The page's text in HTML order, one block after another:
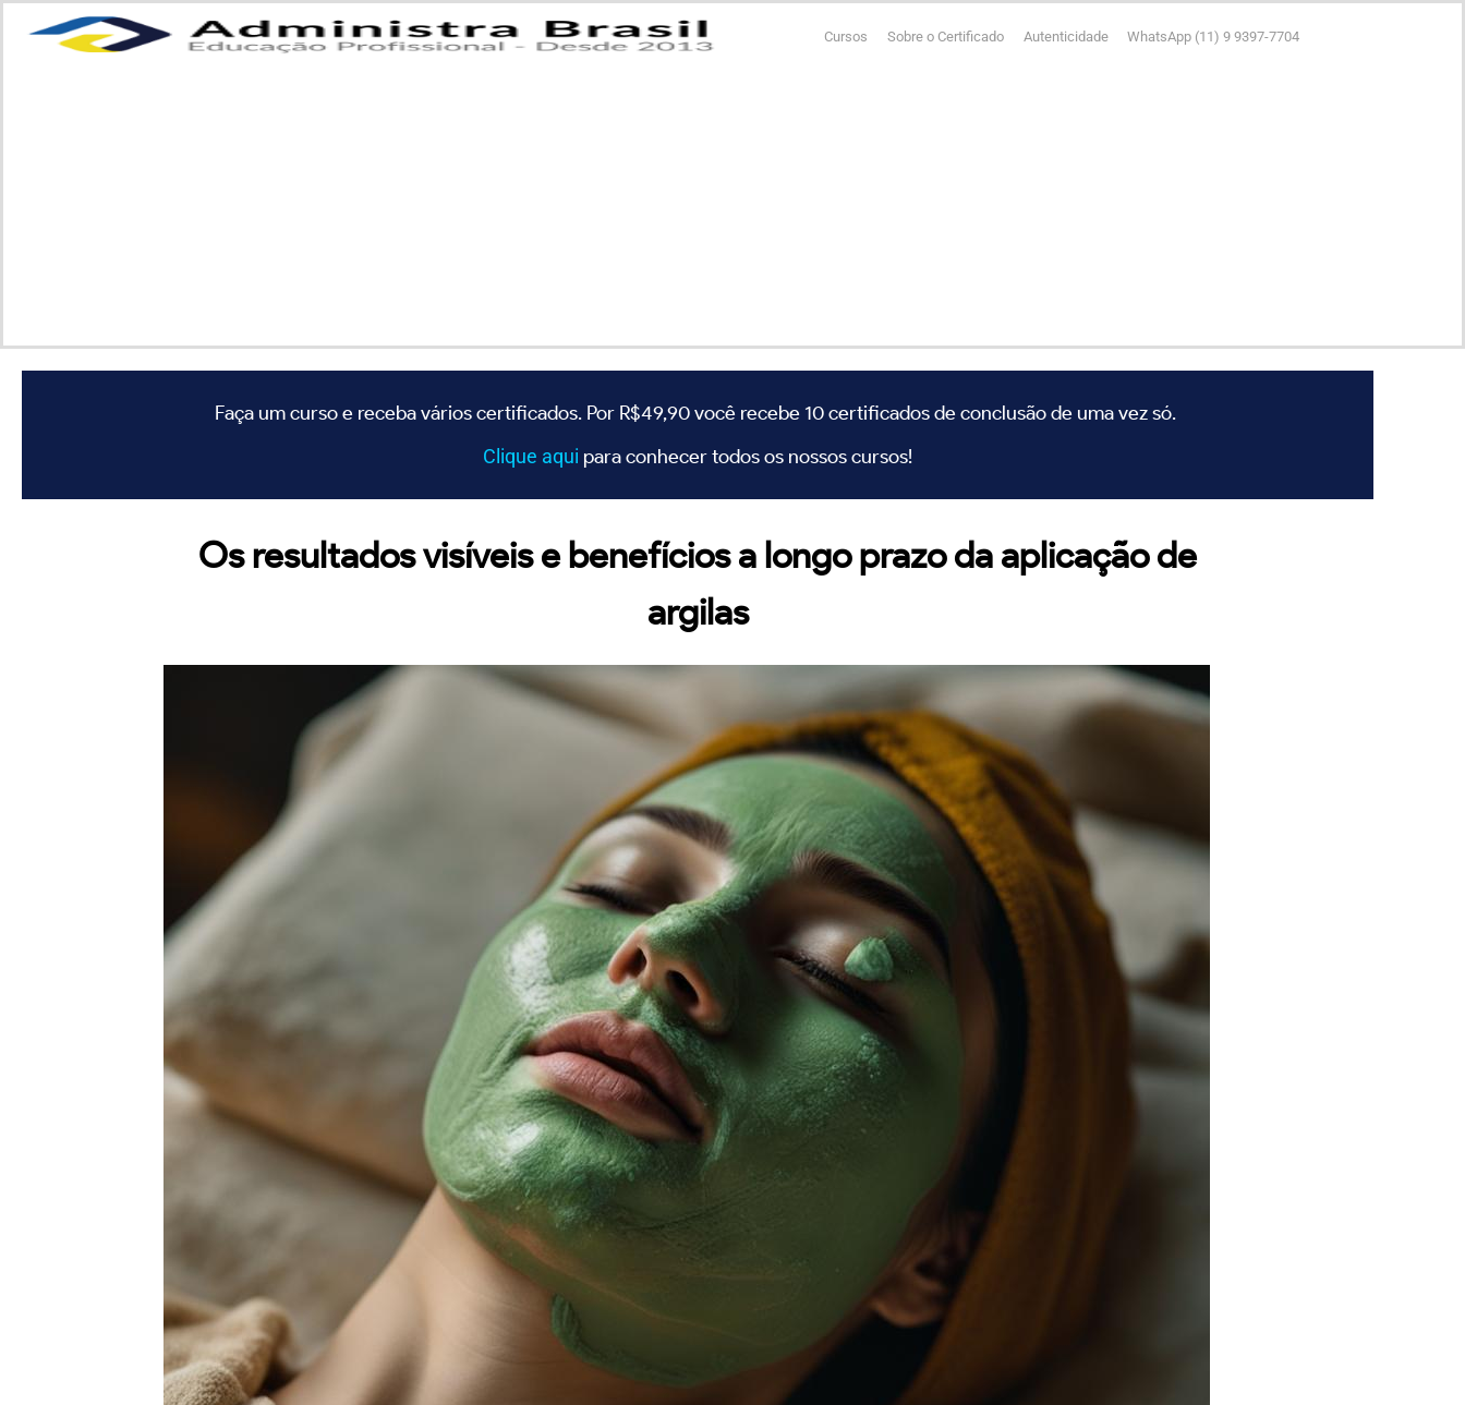
Cursos Sobre o Certificado Autenticidade WhatsApp (11) 9 9397-7704
Faça um curso e receba vários certificados. Por R$49,90 você recebe 10 certificados de conclusão de uma vez só.
Clique aqui para conhecer todos os nossos cursos!
Os resultados visíveis e benefícios a longo prazo da aplicação de
argilas